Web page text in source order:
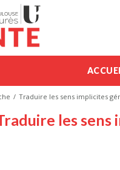
Traduire les sens implicites
les sens